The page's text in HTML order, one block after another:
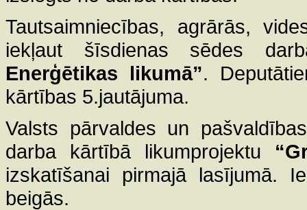
Tautsaimniecības, agrārās,
iekļaut šīsdienas sēdes
Enerģētikas likumā”.
kārtības 5.jautājuma.
Valsts pārvaldes un
darba kārtībā likumprojektu
izskatīšanai pirmajā lasījumā.
beigās.